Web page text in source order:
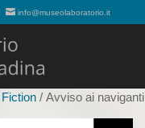
info@museolaboratorio.it
Fiction / Avviso ai naviganti